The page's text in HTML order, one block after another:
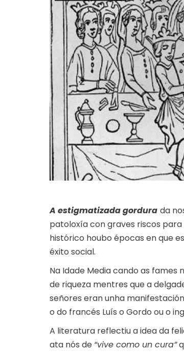
A estigmatizada gordura da
patoloxía con graves riscos
histórico houbo épocas en que
éxito social.
Na Idade Media cando as
de riqueza mentres que a
señores eran unha
o do francés Luís o Gordo ou o
A literatura reflectiu a idea da
ata nós de “vive como un cura”